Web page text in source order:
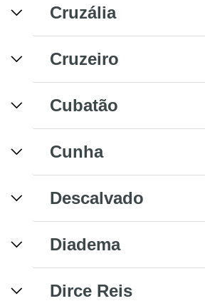
Cruzália
Cruzeiro
Cubatão
Cunha
Descalvado
Diadema
Dirce Reis